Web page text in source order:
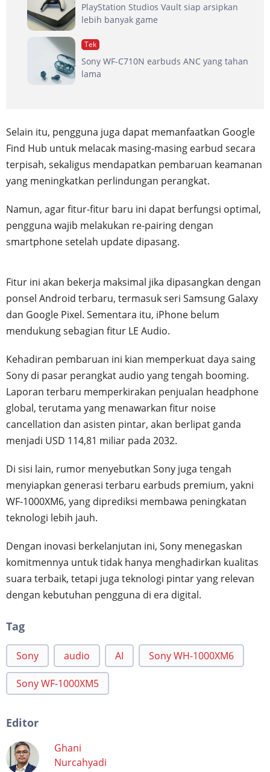
PlayStation Studios Vault siap arsipkan
lebih banyak game
Tek
Sony WF-C710N earbuds ANC yang tahan
lama
Selain itu, pengguna juga dapat memanfaatkan Google
Find Hub untuk melacak masing-masing earbud secara
terpisah, sekaligus mendapatkan pembaruan keamanan
yang meningkatkan perlindungan perangkat.
Namun, agar fitur-fitur baru ini dapat berfungsi optimal,
pengguna wajib melakukan re-pairing dengan
smartphone setelah update dipasang.
Fitur ini akan bekerja maksimal jika dipasangkan dengan
ponsel Android terbaru, termasuk seri Samsung Galaxy
dan Google Pixel. Sementara itu, iPhone belum
mendukung sebagian fitur LE Audio.
Kehadiran pembaruan ini kian memperkuat daya saing
Sony di pasar perangkat audio yang tengah booming.
Laporan terbaru memperkirakan penjualan headphone
global, terutama yang menawarkan fitur noise
cancellation dan asisten pintar, akan berlipat ganda
menjadi USD 114,81 miliar pada 2032.
Di sisi lain, rumor menyebutkan Sony juga tengah
menyiapkan generasi terbaru earbuds premium, yakni
WF-1000XM6, yang diprediksi membawa peningkatan
teknologi lebih jauh.
Dengan inovasi berkelanjutan ini, Sony menegaskan
komitmennya untuk tidak hanya menghadirkan kualitas
suara terbaik, tetapi juga teknologi pintar yang relevan
dengan kebutuhan pengguna di era digital.
Tag
Sony audio AI Sony WH-1000XM6
Sony WF-1000XM5
Editor
Ghani
Nurcahyadi